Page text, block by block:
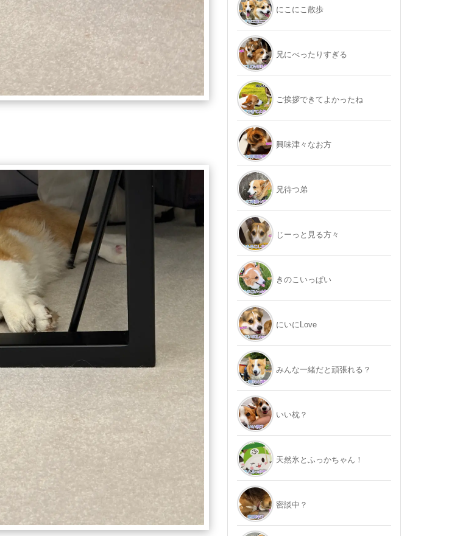
にこにこ散歩
兄にべったりすぎる
ご挨拶できてよかったね
興味津々なお方
兄待つ弟
じーっと見る方々
きのこいっぱい
にいにLove
みんな一緒だと頑張れる？
いい枕？
天然氷とふっかちゃん！
密談中？